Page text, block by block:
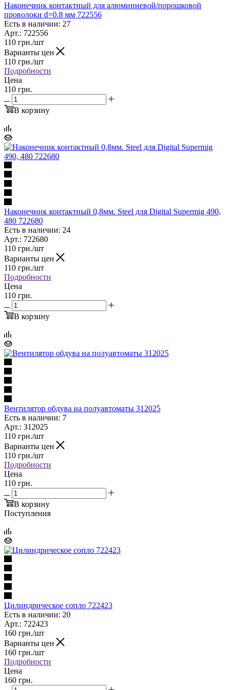
Наконечник контактный для алюминиевой/порошковой
проволоки d=0.8 мм 722556
Есть в наличии: 27
Арт.: 722556
110 грн./шт
Варианты цен
110 грн./шт
Подробности
Цена
110 грн.
В корзину
Наконечник контактный 0,8мм. Steel для Digital Supermig 490,
480 722680
Есть в наличии: 24
Арт.: 722680
110 грн./шт
Варианты цен
110 грн./шт
Подробности
Цена
110 грн.
В корзину
Вентилятор обдува на полуавтоматы 312025
Есть в наличии: 7
Арт.: 312025
110 грн./шт
Варианты цен
110 грн./шт
Подробности
Цена
110 грн.
В корзину
Поступления
Цилиндрическое сопло 722423
Есть в наличии: 20
Арт.: 722423
160 грн./шт
Варианты цен
160 грн./шт
Подробности
Цена
160 грн.